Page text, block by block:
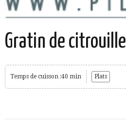
Gratin de citrouille
Temps de cuisson :40 min Plats